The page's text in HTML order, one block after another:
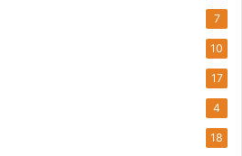
7
10
17
4
18